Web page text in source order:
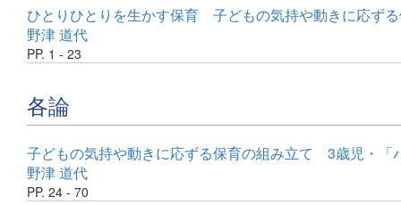
ひとりひとりを生かす保育 子どもの気持や動きに応ず
野津 道代
PP. 1 - 23
各論
子どもの気持や動きに応ずる保育の組み立て 3歳児・「
野津 道代
PP. 24 - 70